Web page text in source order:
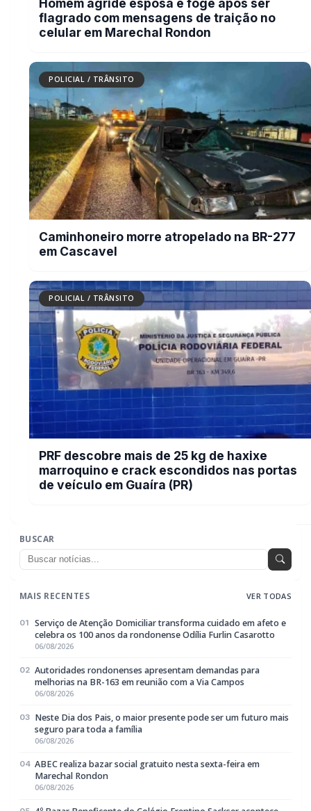
Homem agride esposa e foge após ser
flagrado com mensagens de traição no
celular em Marechal Rondon
POLICIAL / TRÂNSITO
Caminhoneiro morre atropelado na BR-277
em Cascavel
POLICIAL / TRÂNSITO
PRF descobre mais de 25 kg de haxixe
marroquino e crack escondidos nas portas
de veículo em Guaíra (PR)
BUSCAR
MAIS RECENTES VER TODAS
01
Serviço de Atenção Domiciliar transforma cuidado em afeto e
celebra os 100 anos da rondonense Odília Furlin Casarotto
06/08/2026
02 Autoridades rondonenses apresentam demandas para
melhorias na BR-163 em reunião com a Via Campos
06/08/2026
03 Neste Dia dos Pais, o maior presente pode ser um futuro mais
seguro para toda a família
06/08/2026
04 ABEC realiza bazar social gratuito nesta sexta-feira em
Marechal Rondon
06/08/2026